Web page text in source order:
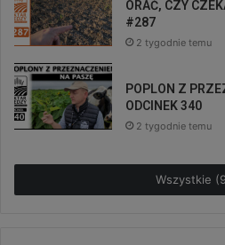
ORAĆ, CZY
#287
2 tygodnie temu
POPLON Z
ODCINEK 340
2 tygodnie temu
Wszystkie